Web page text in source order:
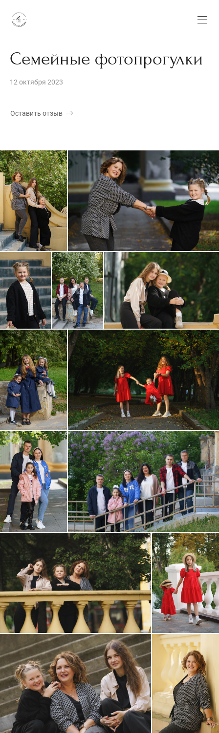
Семейные фотопрогулки
12 октября 2023
Оставить отзыв